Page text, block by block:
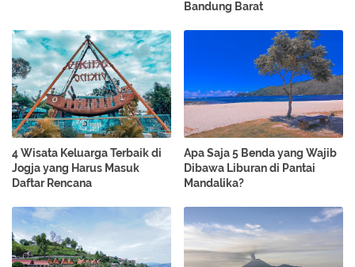
Bandung Barat
4 Wisata Keluarga Terbaik di
Jogja yang Harus Masuk
Daftar Rencana
Apa Saja 5 Benda yang Wajib
Dibawa Liburan di Pantai
Mandalika?